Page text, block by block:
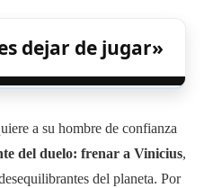
dejar de jugar»
a su hombre de confianza
del duelo: frenar a Vinicius,
del planeta. Por